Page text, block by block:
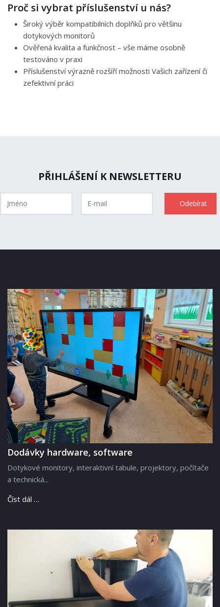
Proč si vybrat příslušenství u nás?
Široký výběr kompatibilních doplňků pro většinu
dotykových monitorů
Ověřená kvalita a funkčnost – vše máme osobně
testováno v praxi
Příslušenství výrazně rozšíří možnosti Vašich zařízení či
zefektivní práci
PŘIHLÁŠENÍ K NEWSLETTERU
Dodávky hardware, software
Dotykové monitory, interaktivní tabule, projektory, počítače
a technická...
Číst dál …